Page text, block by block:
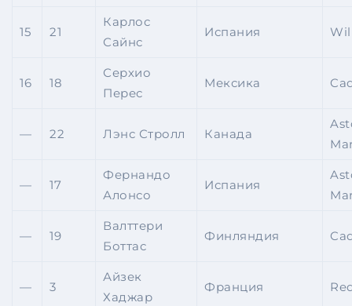
15 21
Карлос
Сайнс
Испания
16 18
Серхио
Перес
Мексика
— 22 Лэнс Стролл Канада
— 17
Фернандо
Алонсо
Испания
— 19
Валттери
Боттас
Финляндия
— 3
Айзек
Хаджар
Франция